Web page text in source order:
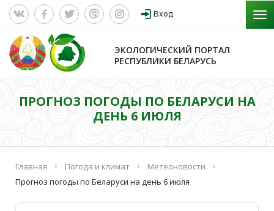
Вход
ЭКОЛОГИЧЕСКИЙ ПОРТАЛ
РЕСПУБЛИКИ БЕЛАРУСЬ
ПРОГНОЗ ПОГОДЫ ПО БЕЛАРУСИ НА
ДЕНЬ 6 ИЮЛЯ
Главная Погода и климат
Метеоновости
Прогноз погоды по Беларуси на день 6 июля